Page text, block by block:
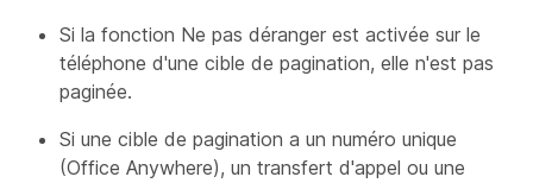
Si la fonction Ne pas déranger est activée sur le
téléphone d'une cible de pagination, elle n'est pas
paginée.
Si une cible de pagination a un numéro unique
(Office Anywhere), un transfert d'appel ou une